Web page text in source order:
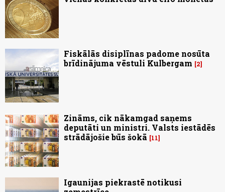
Fiskālās disiplīnas padome nosūta
brīdinājuma vēstuli Kulbergam
2
Zināms, cik nākamgad saņems
deputāti un ministri. Valsts iestādēs
strādājošie būs šokā
11
Igaunijas piekrastē notikusi